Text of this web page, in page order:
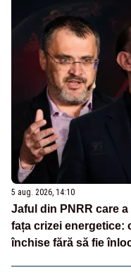
5 aug. 2026, 14:10
Jaful din PNRR care
fața crizei energetice:
închise fără să fie